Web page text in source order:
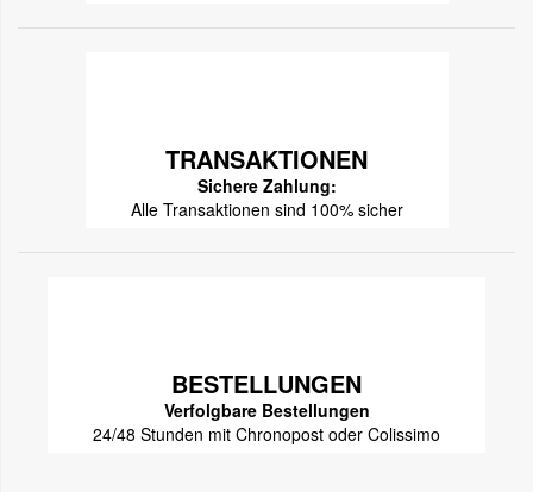
TRANSAKTIONEN
Sichere Zahlung:
Alle Transaktionen sind 100% sicher
BESTELLUNGEN
Verfolgbare Bestellungen
24/48 Stunden mit Chronopost oder Colissimo